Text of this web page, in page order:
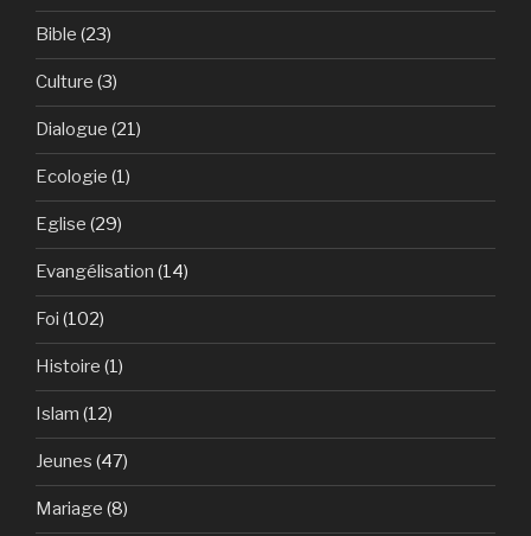
Bible (23)
Culture (3)
Dialogue (21)
Ecologie (1)
Eglise (29)
Evangélisation (14)
Foi (102)
Histoire (1)
Islam (12)
Jeunes (47)
Mariage (8)